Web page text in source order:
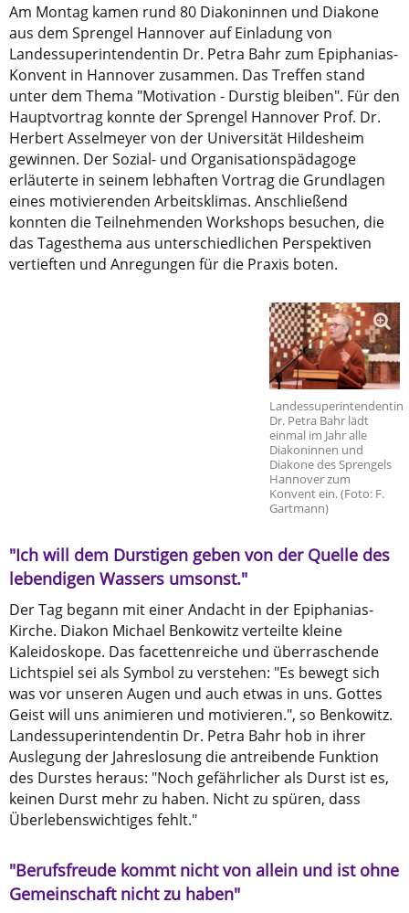
Am Montag kamen rund 80 Diakoninnen und Diakone
aus dem Sprengel Hannover auf Einladung von
Landessuperintendentin Dr. Petra Bahr zum Epiphanias-
Konvent in Hannover zusammen. Das Treffen stand
unter dem Thema "Motivation - Durstig bleiben". Für den
Hauptvortrag konnte der Sprengel Hannover Prof. Dr.
Herbert Asselmeyer von der Universität Hildesheim
gewinnen. Der Sozial- und Organisationspädagoge
erläuterte in seinem lebhaften Vortrag die Grundlagen
eines motivierenden Arbeitsklimas. Anschließend
konnten die Teilnehmenden Workshops besuchen, die
das Tagesthema aus unterschiedlichen Perspektiven
vertieften und Anregungen für die Praxis boten.
Landessuperintendentin
Dr. Petra Bahr lädt
einmal im Jahr alle
Diakoninnen und
Diakone des Sprengels
Hannover zum
Konvent ein. (Foto: F.
Gartmann)
"Ich will dem Durstigen geben von der Quelle des
lebendigen Wassers umsonst."
Der Tag begann mit einer Andacht in der Epiphanias-
Kirche. Diakon Michael Benkowitz verteilte kleine
Kaleidoskope. Das facettenreiche und überraschende
Lichtspiel sei als Symbol zu verstehen: "Es bewegt sich
was vor unseren Augen und auch etwas in uns. Gottes
Geist will uns animieren und motivieren.", so Benkowitz.
Landessuperintendentin Dr. Petra Bahr hob in ihrer
Auslegung der Jahreslosung die antreibende Funktion
des Durstes heraus: "Noch gefährlicher als Durst ist es,
keinen Durst mehr zu haben. Nicht zu spüren, dass
Überlebenswichtiges fehlt."
"Berufsfreude kommt nicht von allein und ist ohne
Gemeinschaft nicht zu haben"